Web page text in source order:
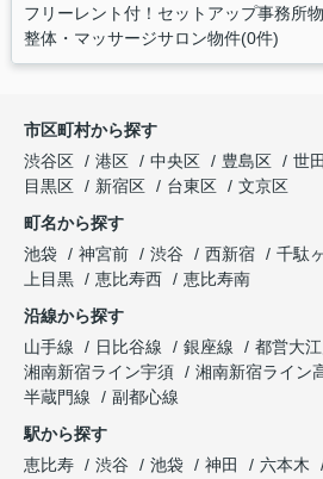
フリーレント付！セットアップ事務所
整体・マッサージサロン物件(0件)
市区町村から探す
渋谷区
港区 中央区 豊島区 世
目黒区
新宿区 台東区
文京区
町名から探す
池袋
神宮前 渋谷 西新宿 千駄
上目黒
恵比寿西
恵比寿南
沿線から探す
山手線
日比谷線 銀座線 都営大
湘南新宿ライン宇須
湘南新宿ライン
半蔵門線
副都心線
駅から探す
恵比寿
渋谷 池袋 神田 六本木